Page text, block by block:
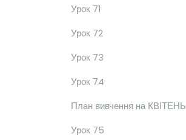
Урок 71
Урок 72
Урок 73
Урок 74
План вивчення на КВІТЕНЬ
Урок 75